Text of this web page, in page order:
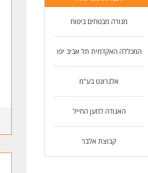
מנורה מבטחים ביטוח
המכללה האקדמית תל אביב יפו
אלגרונט בע"מ
האגודה למען החייל
קבוצת אלבר